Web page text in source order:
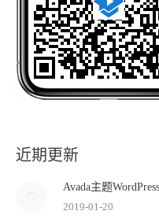
近期更新
Avada主题
2019-01-20